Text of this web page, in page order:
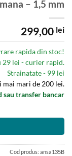
– 1,5 mm
299,00 lei
rapida din stoc!
29 lei - curier rapid.
Strainatate - 99 lei
mai mari de 200 lei.
sau transfer bancar
Cod produs: ansa135B